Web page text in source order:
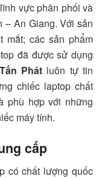
vực phân phối và
– An Giang. Với sản
mắt; các sản phẩm
đã được sử dụng
Phátluôn tự tin
chiếc laptop chất
phù hợp với những
máy tính.
cấp
có chất lượng quốc